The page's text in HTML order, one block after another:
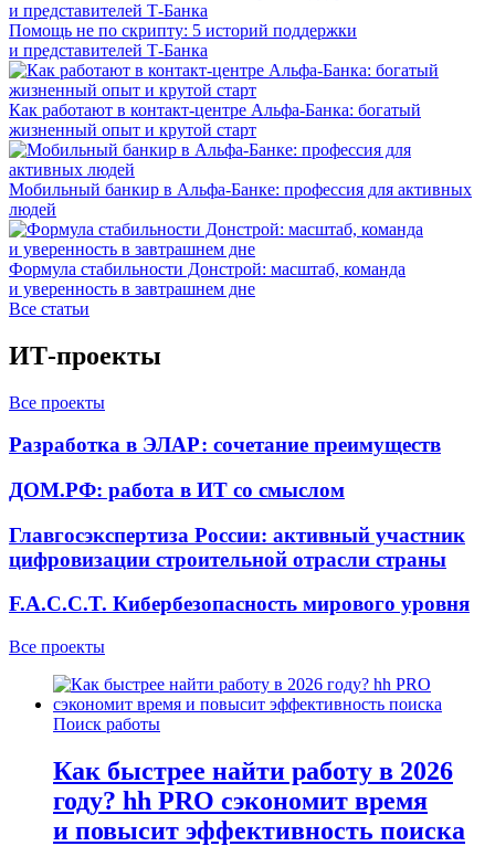
Помощь не по скрипту: 5 историй поддержки
и представителей Т-Банка
Как работают в контакт-центре Альфа-Банка: богатый
жизненный опыт и крутой старт
Мобильный банкир в Альфа-Банке: профессия для активных
людей
Формула стабильности Донстрой: масштаб, команда
и уверенность в завтрашнем дне
Все статьи
ИТ-проекты
Все проекты
Разработка в ЭЛАР: сочетание преимуществ
ДОМ.РФ: работа в ИТ со смыслом
Главгосэкспертиза России: активный участник
цифровизации строительной отрасли страны
F.A.C.C.T. Кибербезопасность мирового уровня
Все проекты
Поиск работы
Как быстрее найти работу в 2026
году? hh PRO сэкономит время
и повысит эффективность поиска